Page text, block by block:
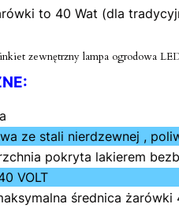
to 40 Wat (dla
zewnętrzny lampa ogrodowa
ze stali nierdzewnej ,
pokryta lakierem
VOLT
średnica żarówki